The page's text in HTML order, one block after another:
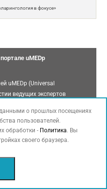
в фокусе»
uMEDp
uMEDp (Universal
ведущих экспертов
домом «Медфорум».
отправной точкой в
научный,
исключительно
о прошлых посещениях
пользователей.
обработки - Политика. Вы
своего браузера.